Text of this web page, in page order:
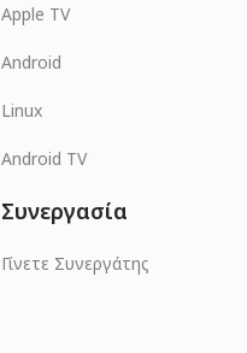
Apple TV
Android
Linux
Android TV
Συνεργασία
Γίνετε Συνεργάτης